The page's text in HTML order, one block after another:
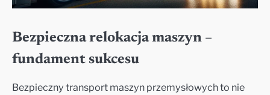
Bezpieczna relokacja maszyn –
fundament sukcesu
Bezpieczny transport maszyn przemysłowych to nie